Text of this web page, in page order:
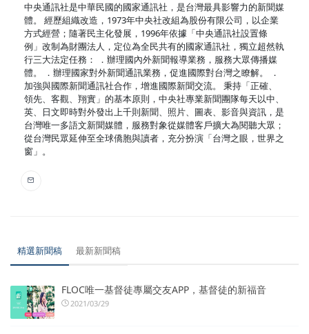
中央通訊社是中華民國的國家通訊社，是台灣最具影響力的新聞媒
體。 經歷組織改造，1973年中央社改組為股份有限公司，以企業
方式經營；隨著民主化發展，1996年依據「中央通訊社設置條
例」改制為財團法人，定位為全民共有的國家通訊社，獨立超然執
行三大法定任務： ．辦理國內外新聞報導業務，服務大眾傳播媒
體。 ．辦理國家對外新聞通訊業務，促進國際對台灣之瞭解。 ．
加強與國際新聞通訊社合作，增進國際新聞交流。 秉持「正確、
領先、客觀、翔實」的基本原則，中央社專業新聞團隊每天以中、
英、日文即時對外發出上千則新聞、照片、圖表、影音與資訊，是
台灣唯一多語文新聞媒體，服務對象從媒體客戶擴大為閱聽大眾；
從台灣民眾延伸至全球僑胞與讀者，充分扮演「台灣之眼，世界之
窗」。
精選新聞稿 最新新聞稿
FLOC唯一基督徒專屬交友APP，基督徒的新福音
2021/03/29